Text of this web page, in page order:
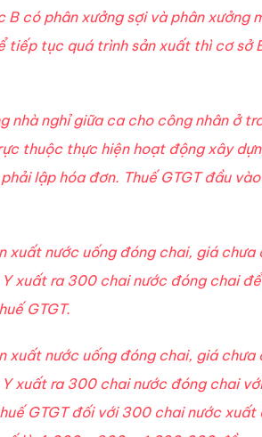
B có phân xưởng sợi và phân xưởng
tiếp tục quá trình sản xuất thì cơ sở
nhà nghỉ giữa ca cho công nhân ở
thuộc thực hiện hoạt động xây
lập hóa đơn. Thuế GTGT đầu
xuất nước uống đóng chai, giá
xuất ra 300 chai nước đóng chai
GTGT.
xuất nước uống đóng chai, giá
xuất ra 300 chai nước đóng chai
GTGT đối với 300 chai nước